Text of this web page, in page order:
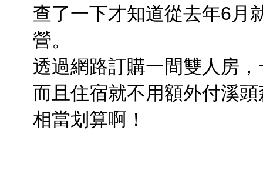
查了一下才知道從去年6月
營。
透過網路訂購一間雙人房
而且住宿就不用額外付溪
相當划算啊！